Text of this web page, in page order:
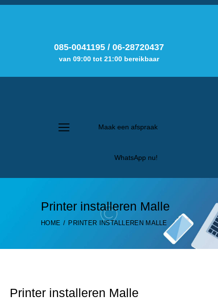
085-0041195 / 06-28720437
van 09:00 tot 21:00 bereikbaar
Maak een afspraak
WhatsApp nu!
Printer installeren Malle
HOME PRINTER INSTALLEREN MALLE
Printer installeren Malle